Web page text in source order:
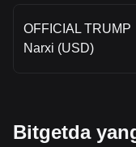
OFFICIAL TRUMP
Narxi (USD)
Bitgetda